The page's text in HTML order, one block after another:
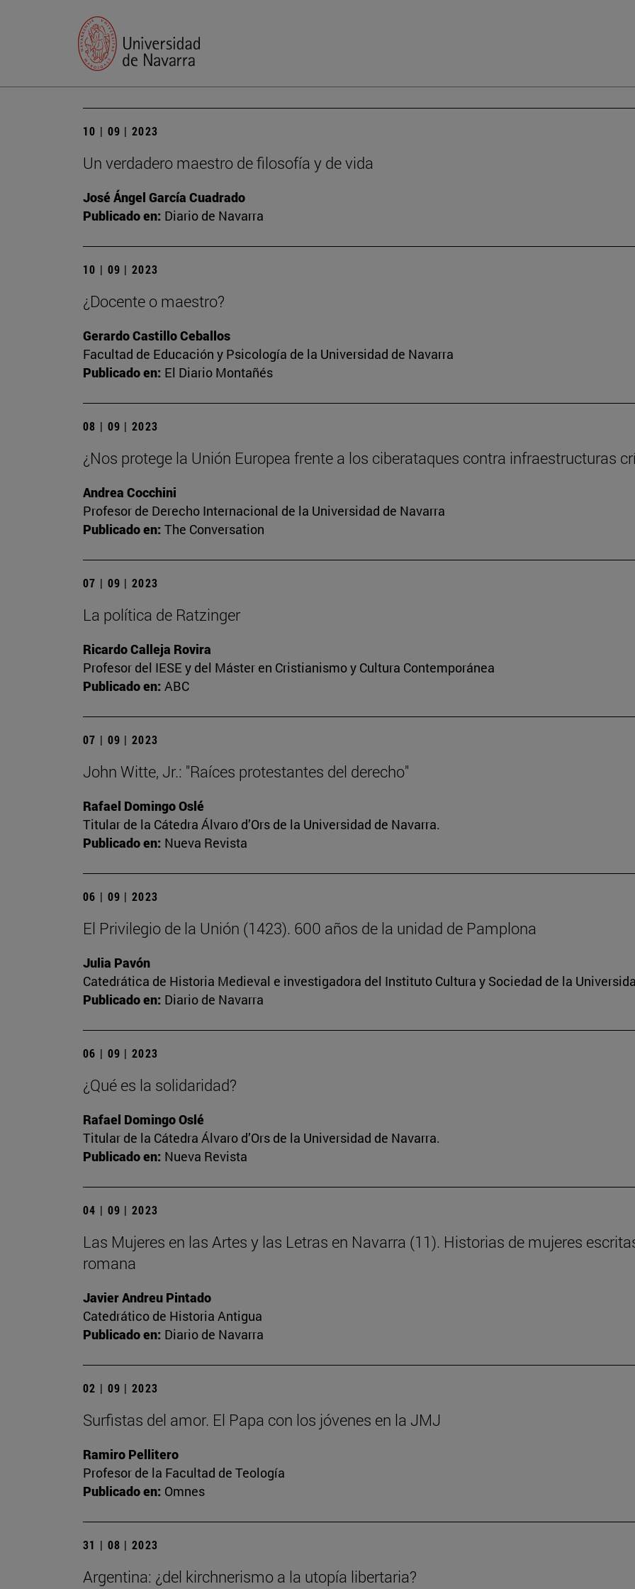
10 | 09 | 2023
Un verdadero maestro de filosofía y de vida
José Ángel García Cuadrado
Publicado en: Diario de Navarra
10 | 09 | 2023
¿Docente o maestro?
Gerardo Castillo Ceballos
Facultad de Educación y Psicología de la Universidad de Navarra
Publicado en: El Diario Montañés
08 | 09 | 2023
¿Nos protege la Unión Europea frente a los ciberataques contra infraestructuras
Andrea Cocchini
Profesor de Derecho Internacional de la Universidad de Navarra
Publicado en: The Conversation
07 | 09 | 2023
La política de Ratzinger
Ricardo Calleja Rovira
Profesor del IESE y del Máster en Cristianismo y Cultura Contemporánea
Publicado en: ABC
07 | 09 | 2023
John Witte, Jr.: "Raíces protestantes del derecho"
Rafael Domingo Oslé
Titular de la Cátedra Álvaro d’Ors de la Universidad de Navarra.
Publicado en: Nueva Revista
06 | 09 | 2023
El Privilegio de la Unión (1423). 600 años de la unidad de Pamplona
Julia Pavón
Catedrática de Historia Medieval e investigadora del Instituto Cultura y Sociedad de la
Publicado en: Diario de Navarra
06 | 09 | 2023
¿Qué es la solidaridad?
Rafael Domingo Oslé
Titular de la Cátedra Álvaro d’Ors de la Universidad de Navarra.
Publicado en: Nueva Revista
04 | 09 | 2023
Las Mujeres en las Artes y las Letras en Navarra (11). Historias de mujeres
romana
Javier Andreu Pintado
Catedrático de Historia Antigua
Publicado en: Diario de Navarra
02 | 09 | 2023
Surfistas del amor. El Papa con los jóvenes en la JMJ
Ramiro Pellitero
Profesor de la Facultad de Teología
Publicado en: Omnes
31 | 08 | 2023
Argentina: ¿del kirchnerismo a la utopía libertaria?